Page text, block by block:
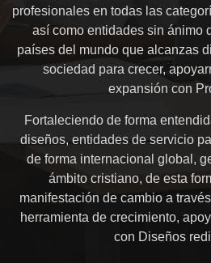
profesionales en todas las
así como entidades sin ánimo
países del mundo que alcanzas
sociedad para crecer,
expansión con
Fortaleciendo de forma
diseños, entidades de servicio
de forma internacional global,
ámbito cristiano, de esta
manifestación de cambio a
herramienta de crecimiento,
con Diseños